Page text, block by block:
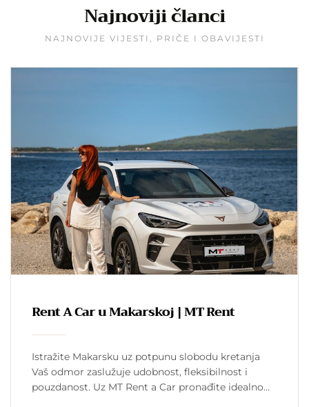
Najnoviji članci
NAJNOVIJE VIJESTI, PRIČE I OBAVIJESTI
Rent A Car u Makarskoj | MT Rent
Istražite Makarsku uz potpunu slobodu kretanja
Vaš odmor zaslužuje udobnost, fleksibilnost i
pouzdanost. Uz MT Rent a Car pronađite idealno